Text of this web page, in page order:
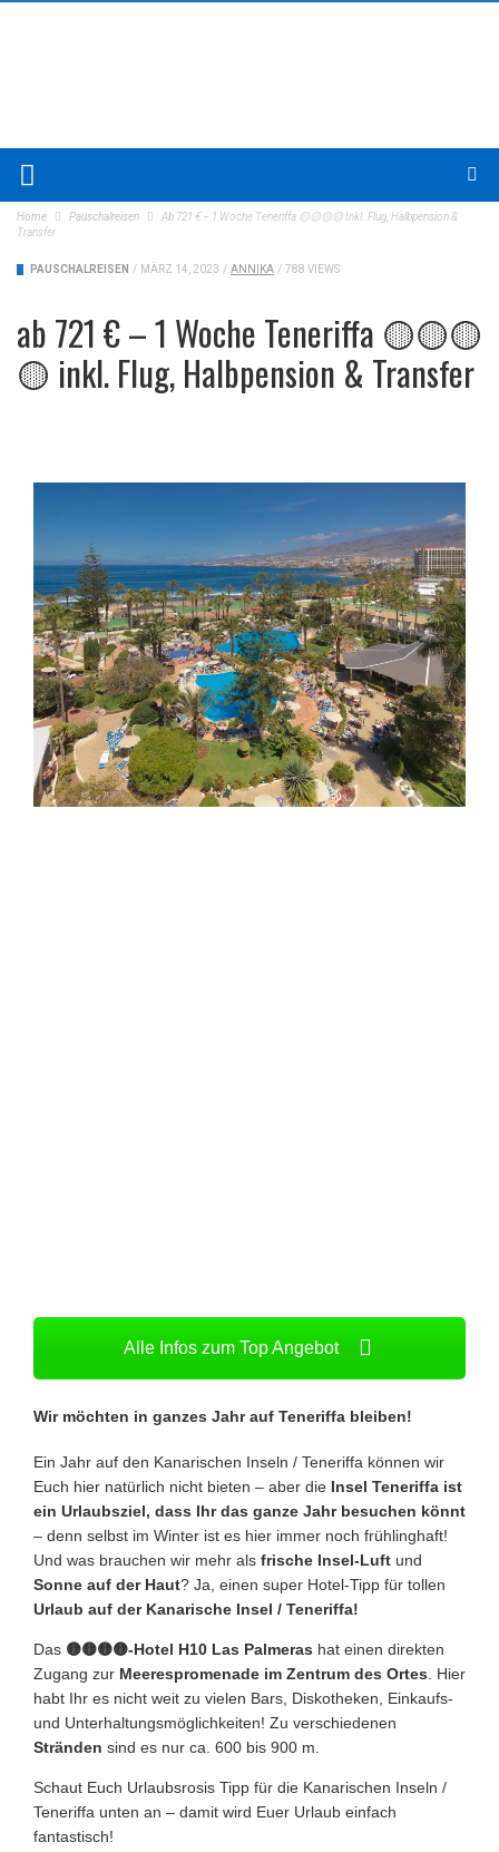
Home Pauschalreisen
Ab 721 € – 1 Woche Teneriffa 🟡🟡🟡🟡 Inkl. Flug, Halbpension &
Transfer
PAUSCHALREISEN / MÄRZ 14, 2023 / ANNIKA / 788 VIEWS
ab 721 € – 1 Woche Teneriffa 🟡🟡🟡
🟡 inkl. Flug, Halbpension & Transfer
Alle Infos zum Top Angebot
Wir möchten in ganzes Jahr auf Teneriffa bleiben!
Ein Jahr auf den Kanarischen Inseln / Teneriffa können wir
Euch hier natürlich nicht bieten – aber die Insel Teneriffa ist
ein Urlaubsziel, dass Ihr das ganze Jahr besuchen könnt
– denn selbst im Winter ist es hier immer noch frühlinghaft!
Und was brauchen wir mehr als frische Insel-Luft und
Sonne auf der Haut? Ja, einen super Hotel-Tipp für tollen
Urlaub auf der Kanarische Insel / Teneriffa!
Das 🟡🟡🟡🟡-Hotel H10 Las Palmeras hat einen direkten
Zugang zur Meerespromenade im Zentrum des Ortes . Hier
habt Ihr es nicht weit zu vielen Bars, Diskotheken, Einkaufs-
und Unterhaltungsmöglichkeiten! Zu verschiedenen
Stränden sind es nur ca. 600 bis 900 m.
Schaut Euch Urlaubsrosis Tipp für die Kanarischen Inseln /
Teneriffa unten an – damit wird Euer Urlaub einfach
fantastisch!